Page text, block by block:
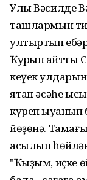
Улы Вәсилде
ташлармын
ултыртып
Ҡурҡып
кеүек
ятҡан әсәһе
күреп ҡыуанып
йөҙөнә.
асылып
"Ҡыҙым, иҫке